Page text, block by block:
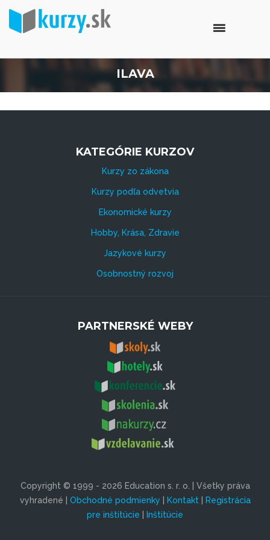
ILAVA
KATEGÓRIE KURZOV
Kurzy zo zákona
Kurzy podľa odvetvia
Ekonomické kurzy
Hobby, Krása, Zdravie
Jazykové kurzy
Osobnostný rozvoj
PARTNERSKÉ WEBY
Copyright © 1999 - 2026 Education s. r. o. | Všetky práva
vyhradené | Obchodné podmienky Kontakt|
Registrácia
pre inštitúcie
Inštitúcie